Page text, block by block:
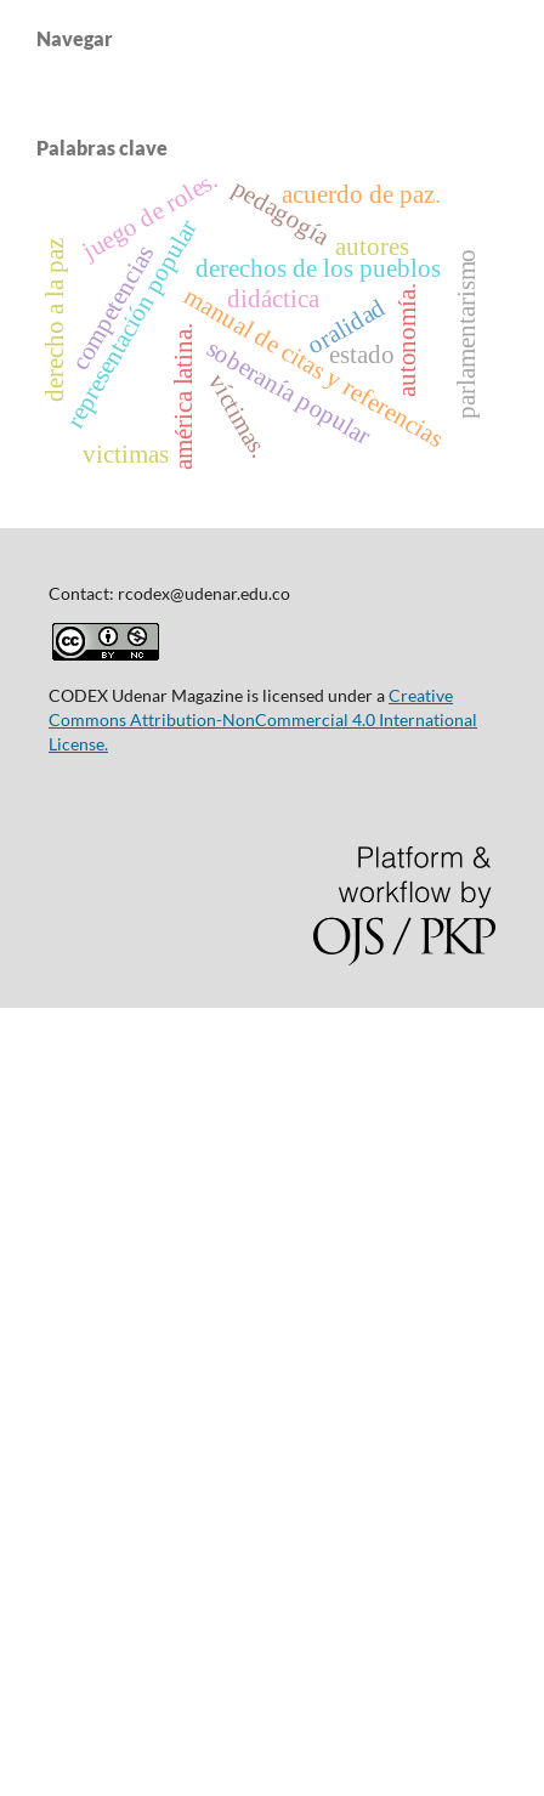
Navegar
Palabras clave
manual de citas y referencias
oralidad
soberanía popular
representación popularderechos de los pueblos
juego de roles.
didáctica
pedagogía
competencias
víctimas.
estado
derecho a la paz autores
américa latina. parlamentarismo
acuerdo de paz.
victimas
autonomía.
Contact: rcodex@udenar.edu.co
CODEX Udenar Magazine is licensed under aCreative
Commons Attribution-NonCommercial 4.0 International
License.